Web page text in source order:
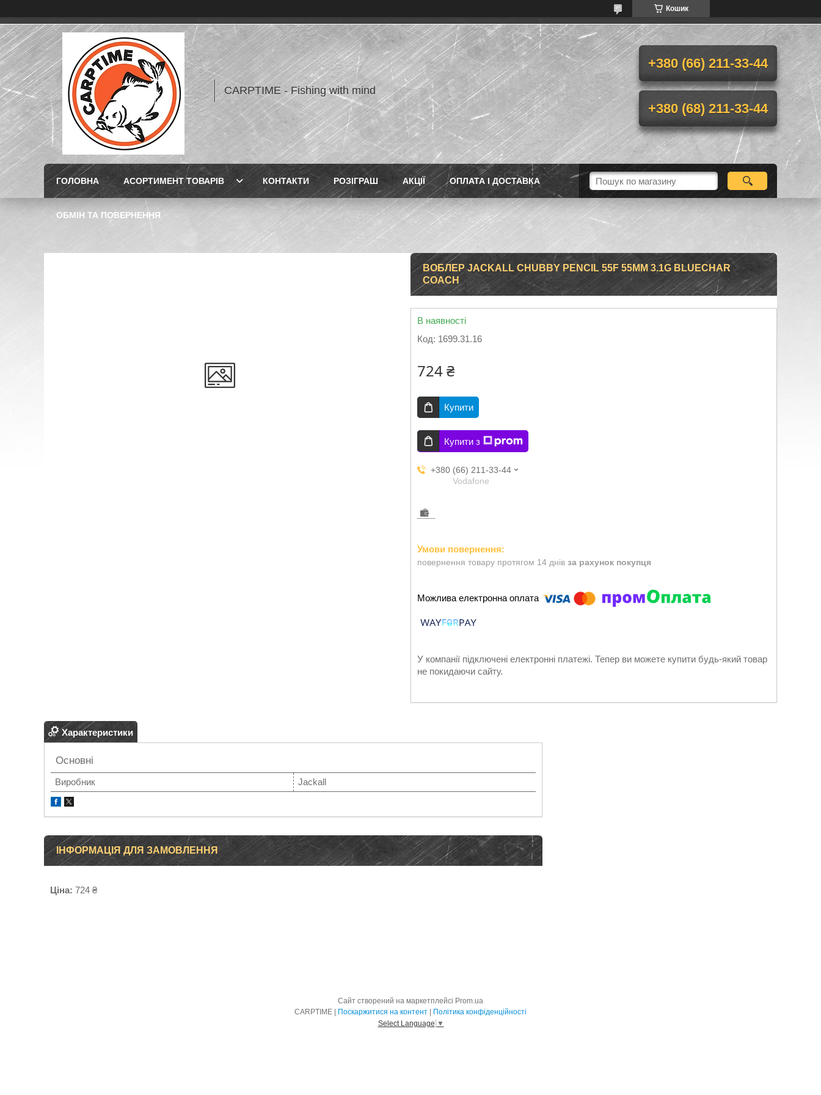
Кошик
CARPTIME - Fishing with mind
+380 (66) 211-33-44
+380 (68) 211-33-44
ГОЛОВНА АСОРТИМЕНТ ТОВАРІВ КОНТАКТИ РОЗІГРАШ АКЦІЇ ОПЛАТА І ДОСТАВКА
ОБМІН ТА ПОВЕРНЕННЯ
ВОБЛЕР JACKALL CHUBBY PENCIL 55F 55MM 3.1G BLUECHAR
COACH
В наявності
Код: 1699.31.16
724 ₴
Купити
Купити з
+380 (66) 211-33-44
Vodafone
повернення товару протягом 14 днів за рахунок покупця
У компанії підключені електронні платежі. Тепер ви можете купити будь-який товар
не покидаючи сайту.
Характеристики
Основні
Виробник Jackall
ІНФОРМАЦІЯ ДЛЯ ЗАМОВЛЕННЯ
Ціна: 724 ₴
Сайт створений на маркетплейсі Prom.ua
Поскаржитися на контент
Політика конфіденційності
Select Language ▼